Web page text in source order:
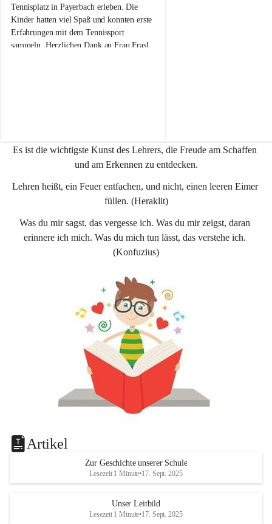
k
s
s
c
h
e
n
Tennisplatz in Payerbach erleben. Die
Kinder hatten viel Spaß und konnten erste
Erfahrungen mit dem Tennissport
sammeln. Herzlichen Dank an Frau Frasl
e
n
a
Es ist die wichtigste Kunst des Lehrers, die Freude am Schaffen
und am Erkennen zu entdecken.
Lehren heißt, ein Feuer entfachen, und nicht, einen leeren Eimer
füllen. (Heraklit)
Was du mir sagst, das vergesse ich. Was du mir zeigst, daran
erinnere ich mich. Was du mich tun lässt, das verstehe ich.
(Konfuzius)
Artikel
Zur Geschichte unserer Schule
Lesezeit 1 Minute•17. Sept. 2025
Unser Leitbild
Lesezeit 1 Minute•17. Sept. 2025